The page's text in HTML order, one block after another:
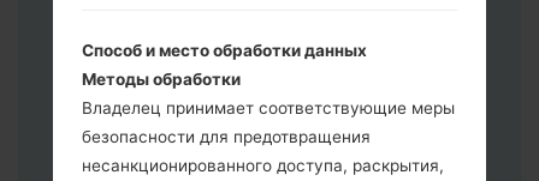
Способ и место обработки данных
Методы обработки
Владелец принимает соответствующие меры
безопасности для предотвращения
несанкционированного доступа, раскрытия,